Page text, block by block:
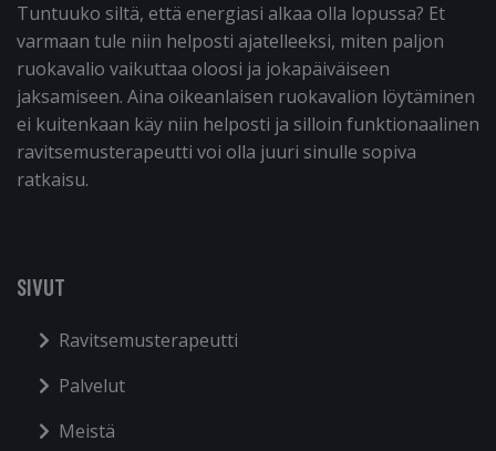
Tuntuuko siltä, että energiasi alkaa olla lopussa? Et
varmaan tule niin helposti ajatelleeksi, miten paljon
ruokavalio vaikuttaa oloosi ja jokapäiväiseen
jaksamiseen. Aina oikeanlaisen ruokavalion löytäminen
ei kuitenkaan käy niin helposti ja silloin funktionaalinen
ravitsemusterapeutti voi olla juuri sinulle sopiva
ratkaisu.
SIVUT
Ravitsemusterapeutti
Palvelut
Meistä